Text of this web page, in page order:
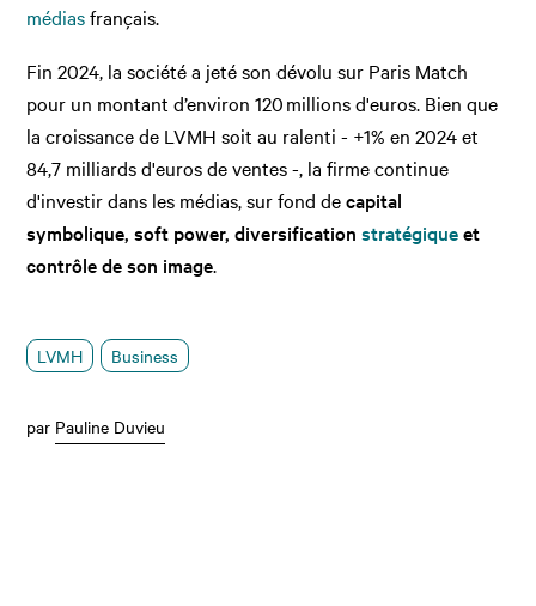
médiasfrançais.
Fin 2024, la société a jeté son dévolu sur Paris Match
pour un montant d’environ 120 millions d'euros. Bien que
la croissance de LVMH soit au ralenti - +1% en 2024 et
84,7 milliards d'euros de ventes -, la firme continue
d'investir dans les médias, sur fond decapital
symbolique, soft power, diversificationstratégiqueet
contrôle de son image.
LVMH Business
par Pauline Duvieu